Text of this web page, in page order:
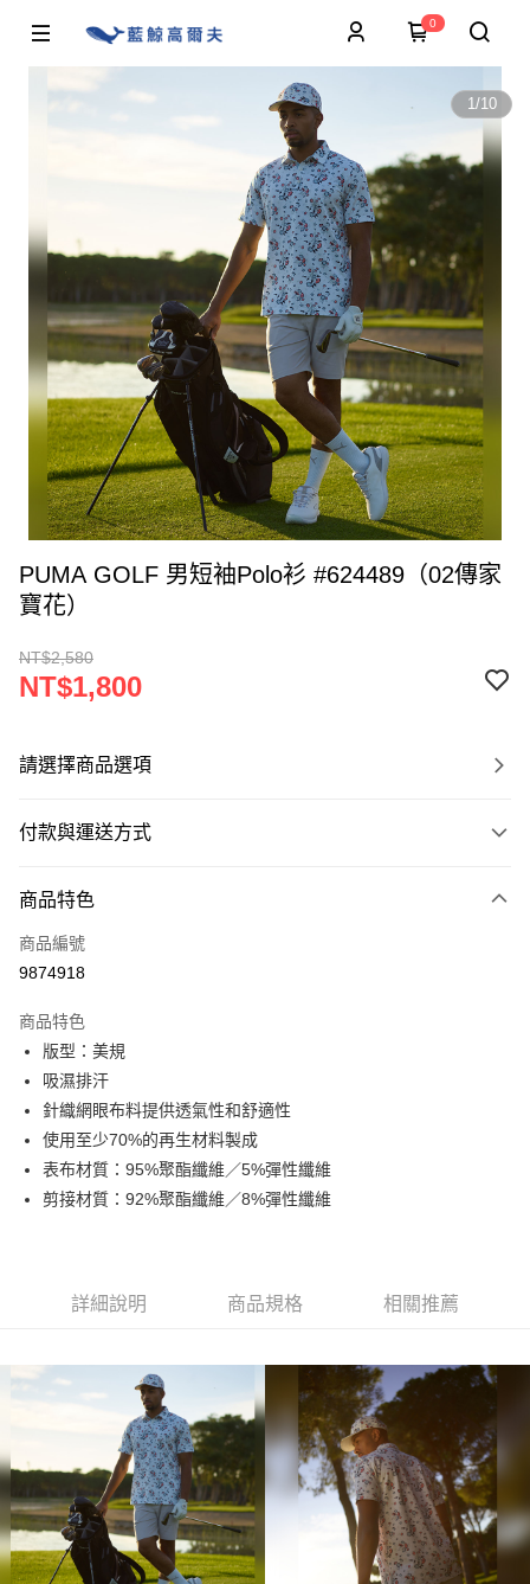
0
1/10
PUMA GOLF 男短袖Polo衫 #624489（02傳家
寶花）
NT$2,580
NT$1,800
請選擇商品選項
付款與運送方式
信用卡一次付款
超商取貨付款
Apple Pay
悠遊付
ATM付款
運送方式
7-11取貨付款
宅配
商品特色
商品編號
9874918
商品特色
版型：美規
吸濕排汗
針織網眼布料提供透氣性和舒適性
使用至少70%的再生材料製成
表布材質：95%聚酯纖維／5%彈性纖維
剪接材質：92%聚酯纖維／8%彈性纖維
詳細說明 商品規格 相關推薦